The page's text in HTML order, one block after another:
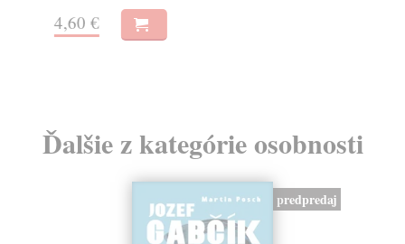
4,60 €
Ďalšie z kategórie osobnosti
predpredaj